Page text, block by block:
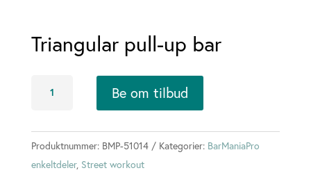
Triangular pull-up bar
bar
antall
Be om tilbud
Produktnummer: BMP-51014 Kategorier: BarManiaPro
enkeltdeler, Street workout